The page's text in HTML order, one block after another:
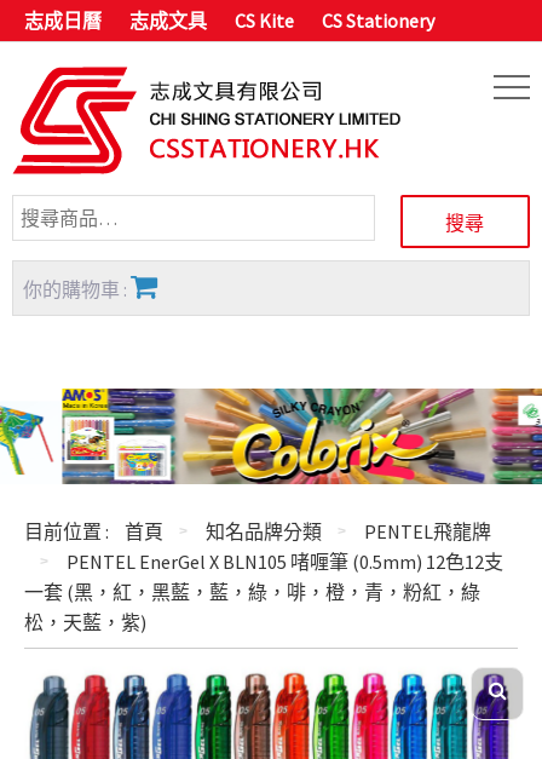
志成日曆 志成文具 CS Kite CS Stationery
你的購物車 :
目前位置 : 首頁 知名品牌分類
PENTEL飛龍牌
PENTEL EnerGel X BLN105 啫喱筆 (0.5mm) 12色12支
一套 (黑，紅，黑藍，藍，綠，啡，橙，青，粉紅，綠
松，天藍，紫)